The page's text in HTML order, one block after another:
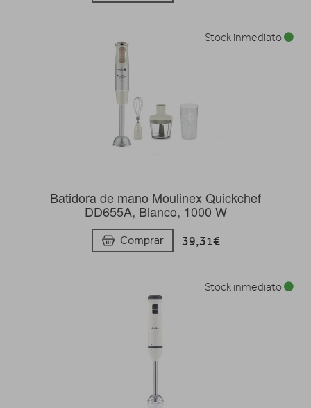
Batidora de mano Moulinex Quickchef
DD655A, Blanco, 1000 W
Comprar 39,31€
Stock inmediato
Stock inmediato